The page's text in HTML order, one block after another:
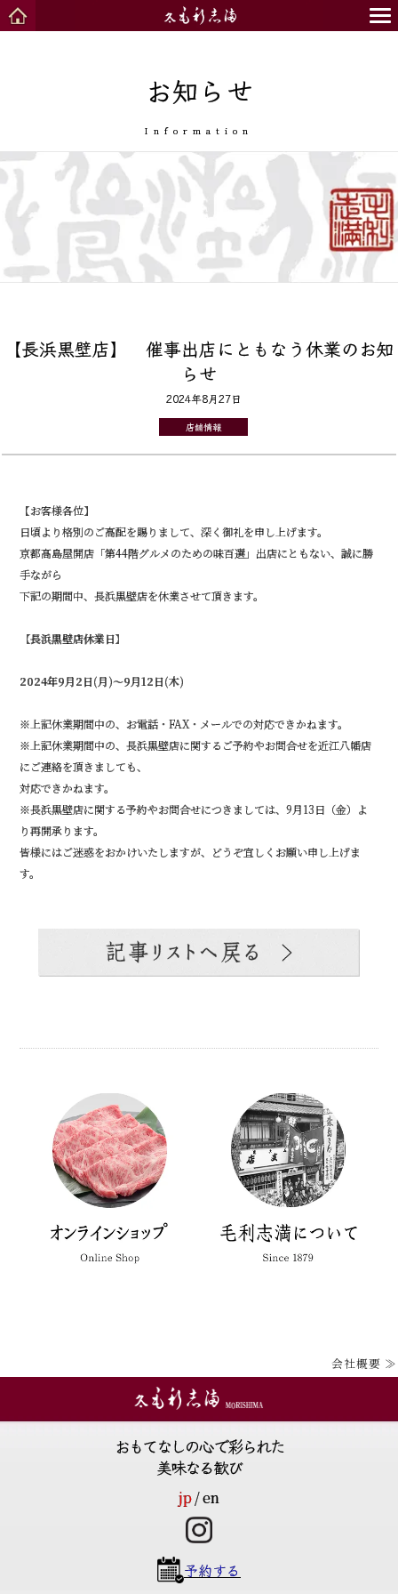
お知らせ
Information
【長浜黒壁店】 催事出店にともなう休業のお知
らせ
2024年8月27日
店舗情報
【お客様各位】
日頃より格別のご高配を賜りまして、深く御礼を申し上げます。
京都髙島屋開店「第44階グルメのための味百選」出店にともない、誠に勝
手ながら
下記の期間中、長浜黒壁店を休業させて頂きます。
【長浜黒壁店休業日】
2024年9月2日(月)～9月12日(木)
※上記休業期間中の、お電話・FAX・メールでの対応できかねます。
※上記休業期間中の、長浜黒壁店に関するご予約やお問合せを近江八幡店
にご連絡を頂きましても、
対応できかねます。
※長浜黒壁店に関する予約やお問合せにつきましては、9月13日（金）よ
り再開承ります。
皆様にはご迷惑をおかけいたしますが、どうぞ宜しくお願い申し上げま
す。
会社概要 ≫
おもてなしの心で彩られた
美味なる歓び
jp en
予約する